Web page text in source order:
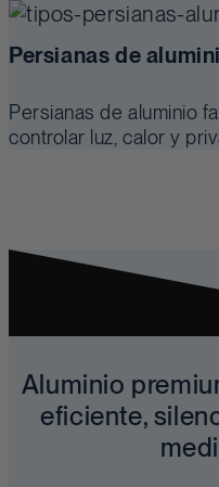
Persianas de
Persianas de aluminio
controlar luz, calor y
Aluminio
eficiente,